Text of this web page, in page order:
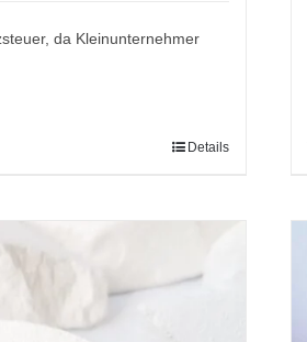
9,95 €
5,95 €.
da Kleinunternehmer
Details